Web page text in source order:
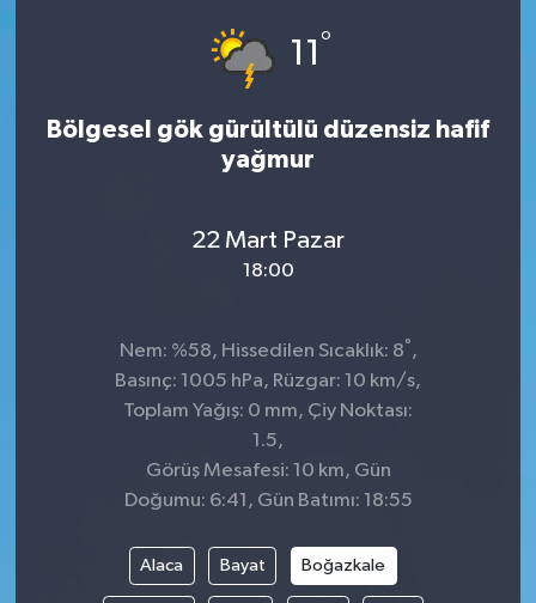
11°
Bölgesel gök gürültülü düzensiz hafif
yağmur
22 Mart Pazar
18:00
Nem: %58, Hissedilen Sıcaklık: 8° ,
Basınç: 1005 hPa, Rüzgar: 10 km/s,
Toplam Yağış: 0 mm, Çiy Noktası:
1.5,
Görüş Mesafesi: 10 km, Gün
Doğumu: 6:41, Gün Batımı: 18:55
Alaca Bayat Boğazkale
Bilim veTeknoloji
Magazin
haber ara
Günün Haberleri
Tüm Makaleler